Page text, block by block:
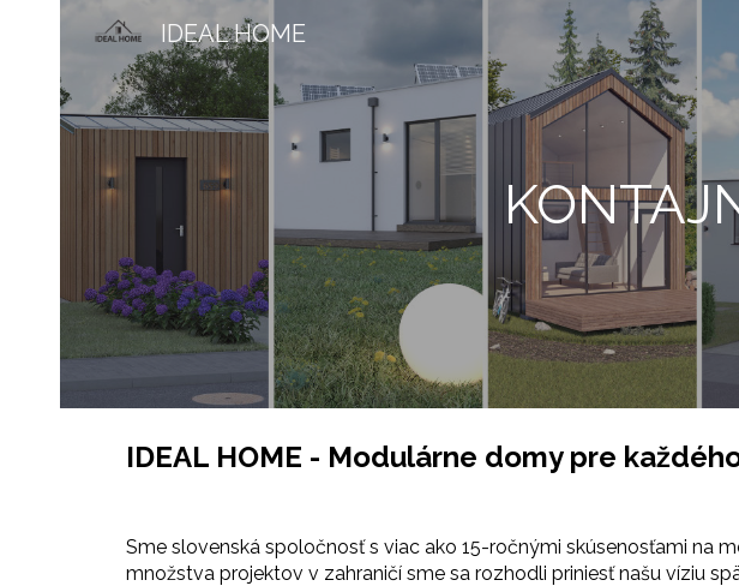
Skip to main content
IDEAL HOME
IDEAL HOME - Modulárne domy pre
Sme slovenská spoločnosť s viac ako 15-ročnými skúsenosťami na
množstva projektov v zahraničí sme sa rozhodli priniesť našu víziu